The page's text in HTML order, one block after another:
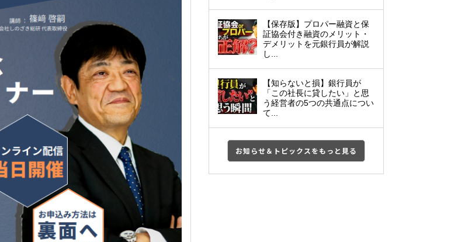
【保存版】プロパー融資と保
証協会付き融資のメリット・
デメリットを元銀行員が解説
し...
【知らないと損】銀行員が
「この社長に貸したい」と思
う経営者の5つの共通点につい
て...
お知らせ＆トピックスをもっと見る